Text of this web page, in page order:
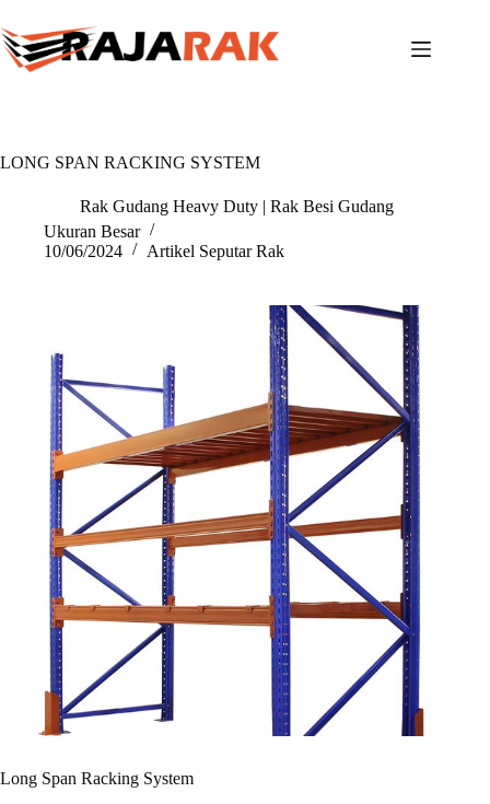
to
content
LONG SPAN RACKING SYSTEM
Rak Gudang Heavy Duty | Rak Besi Gudang
Ukuran Besar
10/06/2024
Artikel Seputar Rak
Long Span Racking System